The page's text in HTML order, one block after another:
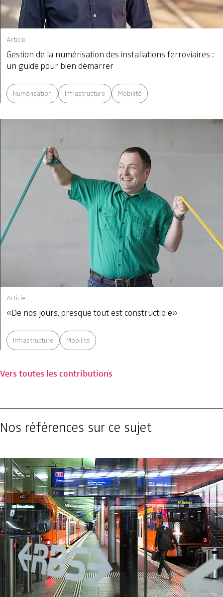
Article
Gestion de la numérisation des installations ferroviaires :
un guide pour bien démarrer
Numérisation Infrastructure Mobilité
Article
«De nos jours, presque tout est constructible»
Infrastructure Mobilité
Vers toutes les contributions
Nos références sur ce sujet